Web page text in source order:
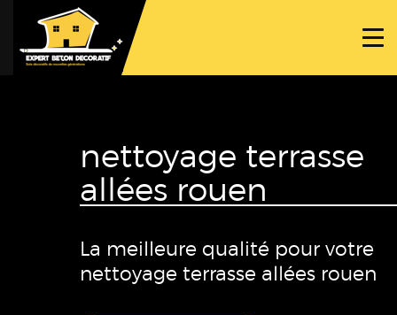
PROJETS
TRAVAUX SPÉCIFIQUES
NOUS CONTACTER
nettoyage terrasse
allées rouen
La meilleure qualité pour votre
nettoyage terrasse allées rouen